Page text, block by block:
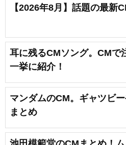
【2026年8月】話題の最新
耳に残るCMソング。CMで
一挙に紹介！
マンダムのCM。ギャツビ
まとめ